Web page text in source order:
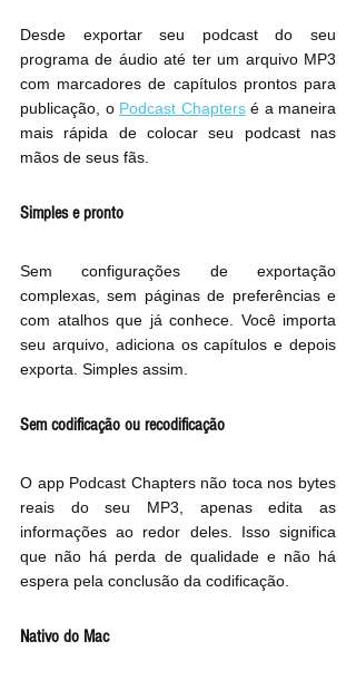
Desde exportar seu podcast do seu
programa de áudio até ter um arquivo MP3
com marcadores de capítulos prontos para
publicação, o Podcast Chapters é a maneira
mais rápida de colocar seu podcast nas
mãos de seus fãs.
Simples e pronto
Sem configurações de exportação
complexas, sem páginas de preferências e
com atalhos que já conhece. Você importa
seu arquivo, adiciona os capítulos e depois
exporta. Simples assim.
Sem codificação ou recodificação
O app Podcast Chapters não toca nos bytes
reais do seu MP3, apenas edita as
informações ao redor deles. Isso significa
que não há perda de qualidade e não há
espera pela conclusão da codificação.
Nativo do Mac